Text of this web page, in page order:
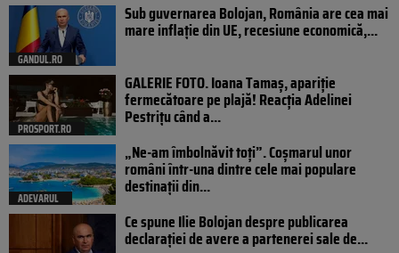
GANDUL.RO
Sub guvernarea Bolojan, România are cea mai
mare inflație din UE, recesiune economică,...
PROSPORT.RO
GALERIE FOTO. Ioana Tamaş, apariție
fermecătoare pe plajă! Reacția Adelinei
Pestrițu când a...
ADEVARUL
„Ne-am îmbolnăvit toți”. Coșmarul unor
români într-una dintre cele mai populare
destinații din...
Ce spune Ilie Bolojan despre publicarea
declarației de avere a partenerei sale de...